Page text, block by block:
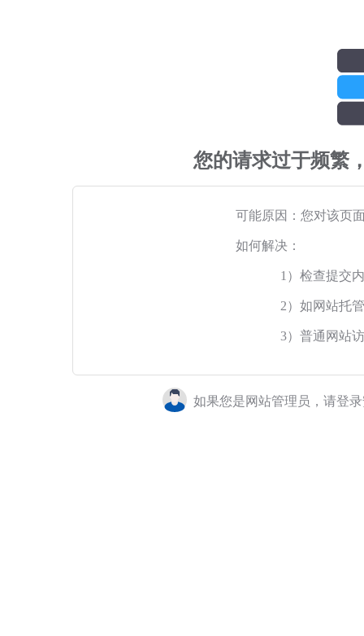
您的请求过于频繁
可能原因：您对该页
如何解决：
1）检查提交
2）如网站托
3）普通网站
如果您是网站管理员，请登